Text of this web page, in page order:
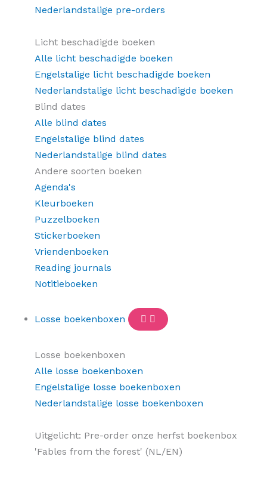
Nederlandstalige pre-orders
Licht beschadigde boeken
Alle licht beschadigde boeken
Engelstalige licht beschadigde boeken
Nederlandstalige licht beschadigde boeken
Blind dates
Alle blind dates
Engelstalige blind dates
Nederlandstalige blind dates
Andere soorten boeken
Agenda's
Kleurboeken
Puzzelboeken
Stickerboeken
Vriendenboeken
Reading journals
Notitieboeken
Losse boekenboxen
Losse boekenboxen
Alle losse boekenboxen
Engelstalige losse boekenboxen
Nederlandstalige losse boekenboxen
Uitgelicht: Pre-order onze herfst boekenbox
'Fables from the forest' (NL/EN)